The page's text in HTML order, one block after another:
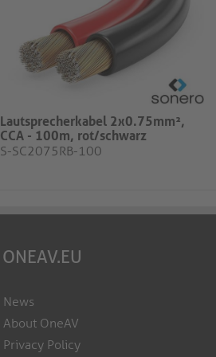
Lautsprecherkabel 2x0.75mm²,
CCA - 100m, rot/schwarz
S-SC2075RB-100
ONEAV.EU
News
About OneAV
Privacy Policy